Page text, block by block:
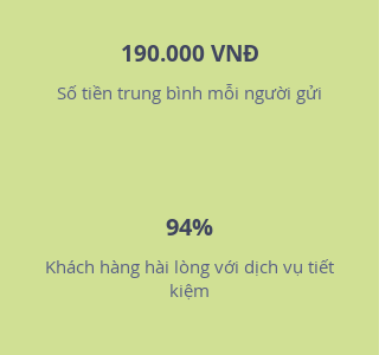
190.000 VNĐ
Số tiền trung bình mỗi người gửi
94%
Khách hàng hài lòng với dịch vụ tiết
kiệm